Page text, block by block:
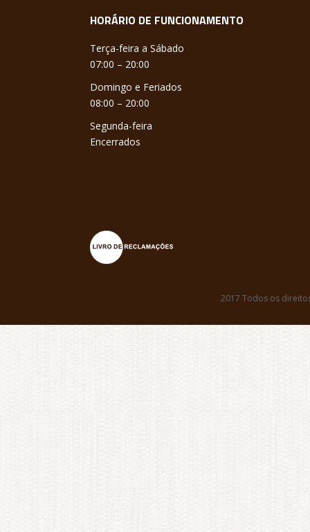
HORÁRIO DE FUNCIONAMENTO
Terça-feira a Sábado
07:00 – 20:00
Domingo e Feriados
08:00 – 20:00
Segunda-feira
Encerrados
2017 Todos os